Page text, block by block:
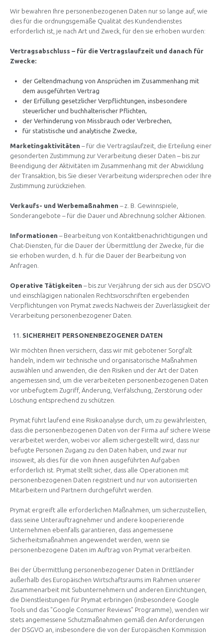
Wir bewahren Ihre personenbezogenen Daten nur so lange auf, wie
dies für die ordnungsgemäße Qualität des Kundendienstes
erforderlich ist, je nach Art und Zweck, für den sie erhoben wurden:
Vertragsabschluss – für die Vertragslaufzeit und danach für
Zwecke:
der Geltendmachung von Ansprüchen im Zusammenhang mit
dem ausgeführten Vertrag
der Erfüllung gesetzlicher Verpflichtungen, insbesondere
steuerlicher und buchhalterischer Pflichten,
der Verhinderung von Missbrauch oder Verbrechen,
für statistische und analytische Zwecke,
Marketingaktivitäten – für die Vertragslaufzeit, die Erteilung einer
gesonderten Zustimmung zur Verarbeitung dieser Daten – bis zur
Beendigung der Aktivitäten im Zusammenhang mit der Abwicklung
der Transaktion, bis Sie dieser Verarbeitung widersprechen oder Ihre
Zustimmung zurückziehen.
Verkaufs- und Werbemaßnahmen – z. B. Gewinnspiele,
Sonderangebote – für die Dauer und Abrechnung solcher Aktionen.
Informationen – Bearbeitung von Kontaktbenachrichtigungen und
Chat-Diensten, für die Dauer der Übermittlung der Zwecke, für die
sie erhoben wurden, d. h. für die Dauer der Bearbeitung von
Anfragen.
Operative Tätigkeiten – bis zur Verjährung der sich aus der DSGVO
und einschlägigen nationalen Rechtsvorschriften ergebenden
Verpflichtungen von Prymat zwecks Nachweis der Zuverlässigkeit der
Verarbeitung personenbezogener Daten.
SICHERHEIT PERSONENBEZOGENER DATEN
Wir möchten Ihnen versichern, dass wir mit gebotener Sorgfalt
handeln, indem wir technische und organisatorische Maßnahmen
auswählen und anwenden, die den Risiken und der Art der Daten
angemessen sind, um die verarbeiteten personenbezogenen Daten
vor unbefugtem Zugriff, Änderung, Verfälschung, Zerstörung oder
Löschung entsprechend zu schützen.
Prymat führt laufend eine Risikoanalyse durch, um zu gewährleisten,
dass die personenbezogenen Daten von der Firma auf sichere Weise
verarbeitet werden, wobei vor allem sichergestellt wird, dass nur
befugte Personen Zugang zu den Daten haben, und zwar nur
insoweit, als dies für die von ihnen ausgeführten Aufgaben
erforderlich ist. Prymat stellt sicher, dass alle Operationen mit
personenbezogenen Daten registriert und nur von autorisierten
Mitarbeitern und Partnern durchgeführt werden.
Prymat ergreift alle erforderlichen Maßnahmen, um sicherzustellen,
dass seine Unterauftragnehmer und andere kooperierende
Unternehmen ebenfalls garantieren, dass angemessene
Sicherheitsmaßnahmen angewendet werden, wenn sie
personenbezogene Daten im Auftrag von Prymat verarbeiten.
Bei der Übermittlung personenbezogener Daten in Drittländer
außerhalb des Europäischen Wirtschaftsraums im Rahmen unserer
Zusammenarbeit mit Subunternehmern und anderen Einrichtungen,
die Dienstleistungen für Prymat erbringen (insbesondere Google
Tools und das "Google Consumer Reviews" Programme), wenden wir
stets angemessene Schutzmaßnahmen gemäß den Anforderungen
der DSGVO an, insbesondere die von der Europäischen Kommission